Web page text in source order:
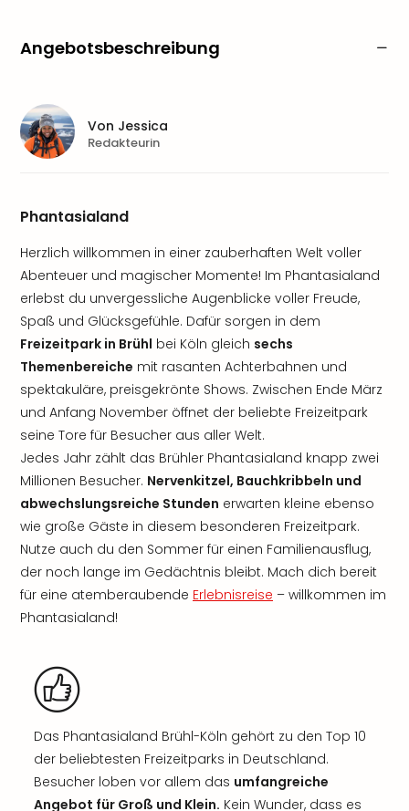
Angebotsbeschreibung
Phantasialand
Herzlich willkommen in einer zauberhaften Welt voller
Abenteuer und magischer Momente! Im Phantasialand
erlebst du unvergessliche Augenblicke voller Freude,
Spaß und Glücksgefühle. Dafür sorgen in dem
Freizeitpark in Brühl bei Köln gleich sechs
Themenbereiche mit rasanten Achterbahnen und
spektakuläre, preisgekrönte Shows. Zwischen Ende März
und Anfang November öffnet der beliebte Freizeitpark
seine Tore für Besucher aus aller Welt.
Jedes Jahr zählt das Brühler Phantasialand knapp zwei
Millionen Besucher. Nervenkitzel, Bauchkribbeln und
abwechslungsreiche Stunden erwarten kleine ebenso
wie große Gäste in diesem besonderen Freizeitpark.
Nutze auch du den Sommer für einen Familienausflug,
der noch lange im Gedächtnis bleibt. Mach dich bereit
für eine atemberaubende Erlebnisreise – willkommen im
Phantasialand!
Das Phantasialand Brühl-Köln gehört zu den Top 10
der beliebtesten Freizeitparks in Deutschland.
Besucher loben vor allem das umfangreiche
Angebot für Groß und Klein. Kein Wunder, dass es
Von Jessica
Redakteurin